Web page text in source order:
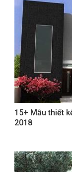
15+ Mẫu thiết
2018